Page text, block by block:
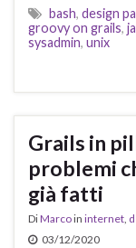
bash, design
groovy on grails,
sysadmin, unix
Grails in
problemi
già fatti
DiMarcoin internet,
03/12/2020